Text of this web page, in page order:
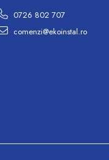
0726 802 707
comenzi@ekoinstal.ro